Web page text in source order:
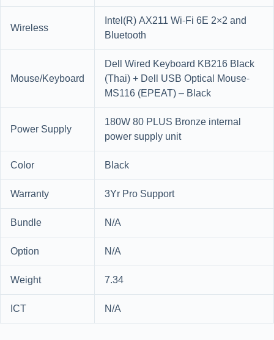
Wireless
Intel(R) AX211 Wi-Fi 6E 2×2 and
Bluetooth
Mouse/Keyboard
Dell Wired Keyboard KB216 Black
(Thai) + Dell USB Optical Mouse-
MS116 (EPEAT) – Black
Power Supply
180W 80 PLUS Bronze internal
power supply unit
Color
Black
Warranty
3Yr Pro Support
Bundle
N/A
Option
N/A
Weight
7.34
ICT
N/A